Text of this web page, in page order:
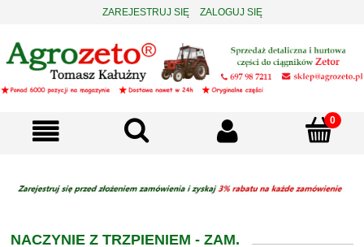
ZAREJESTRUJ SIĘ ZALOGUJ SIĘ
NACZYNIE Z TRZPIENIEM - ZAM.